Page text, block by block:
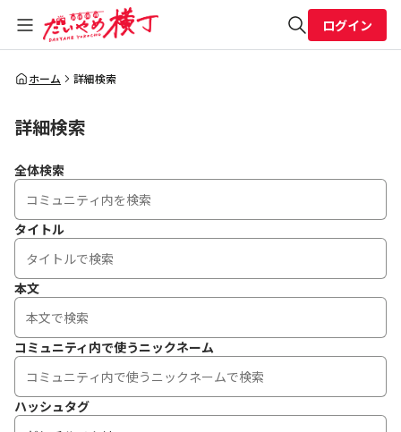
全体検索
ログイン
ホーム 詳細検索
詳細検索
全体検索
タイトル
本文
コミュニティ内で使うニックネーム
ハッシュタグ